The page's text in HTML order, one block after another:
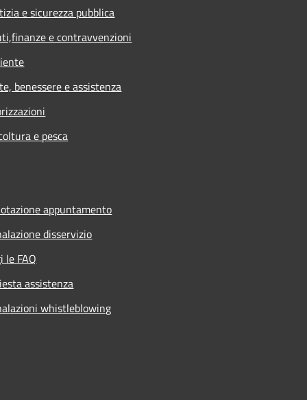
e sicurezza pubblica
e contravvenzioni
benessere e assistenza
e pesca
appuntamento
disservizio
le FAQ
assistenza
whistleblowing